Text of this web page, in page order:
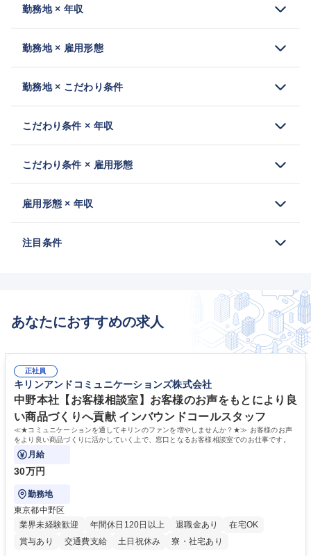
勤務地 × 年収
勤務地 × 雇用形態
勤務地 × こだわり条件
こだわり条件 × 年収
こだわり条件 × 雇用形態
雇用形態 × 年収
注目条件
あなたにおすすめの求人
正社員
キリンアンドコミュニケーションズ株式会社
中野本社【お客様相談室】お客様のお声をもとにより良
い商品づくりへ貢献 インバウンドコールスタッフ
≪★コミュニケーションを通してキリンのファンを増やしませんか？★≫ お客様のお声
をより良い商品づくりに活かしていく上で、窓口となるお客様相談室でのお仕事です。
月給
30万円
勤務地
東京都中野区
業界未経験歓迎
年間休日120日以上 退職金あり
在宅OK
賞与あり
交通費支給 土日祝休み 寮・社宅あり